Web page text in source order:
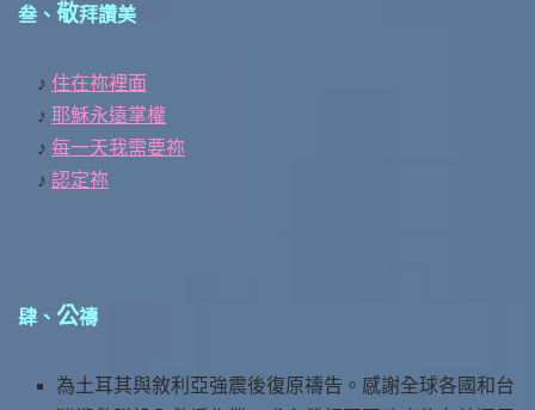
叁、 敬拜讚美
♪ 住在祢裡面
♪ 耶穌永遠掌權
♪ 每一天我需要祢
♪ 認定祢
肆、 公禱
為土耳其與敘利亞強震後復原禱告。感謝全球各國和台